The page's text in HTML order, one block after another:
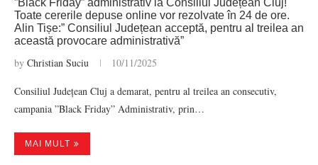
”Black Friday” administrativ la Consiliul Județean Cluj!
Toate cererile depuse online vor rezolvate în 24 de ore.
Alin Tișe:” Consiliul Județean acceptă, pentru al treilea an
această provocare administrativă”
by Christian Suciu 10/11/2025
Consiliul Județean Cluj a demarat, pentru al treilea an consecutiv,
campania ”Black Friday” Administrativ, prin…
MAI MULT